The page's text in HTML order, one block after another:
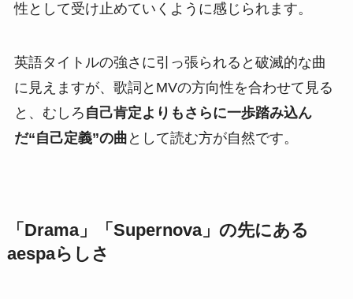
性として受け止めていくように感じられます。
英語タイトルの強さに引っ張られると破滅的な曲
に見えますが、歌詞とMVの方向性を合わせて見る
と、むしろ 自己肯定よりもさらに一歩踏み込ん
だ“自己定義”の曲 として読む方が自然です。
「Drama」「Supernova」の先にある
aespaらしさ